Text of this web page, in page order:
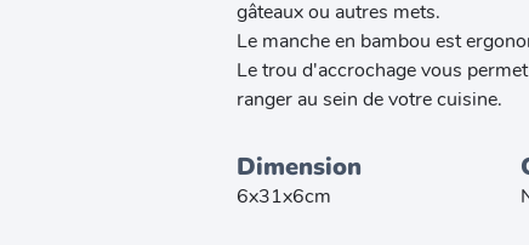
gâteaux ou autres mets.
Le manche en bambou est
Le trou d'accrochage vous
ranger au sein de votre cuisine.
Dimension
6x31x6cm